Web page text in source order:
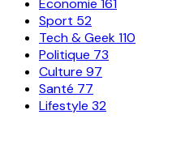
Economie 161
Sport 52
Tech & Geek110
Politique 73
Culture 97
Santé 77
Lifestyle 32